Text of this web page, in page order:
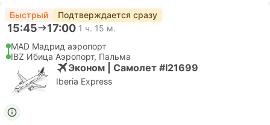
Быстрый Подтверждается сразу
15:45 17:00 1 ч. 15 м.
MAD Мадрид аэропорт
IBZ Ибица Аэропорт, Пальма
Эконом | Самолет #I21699
Iberia Express